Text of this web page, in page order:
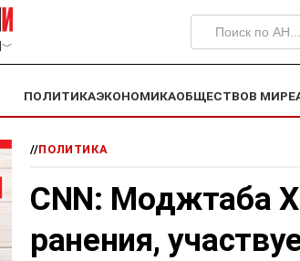
﹀
ПОЛИТИКАЭКОНОМИКАОБЩЕСТВОВ МИРЕ
//ПОЛИТИКА
CNN: Моджтаба
ранения,